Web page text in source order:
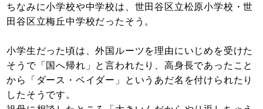
ちなみに小学校や中学校は、世田谷区立松原小学校・世
田谷区立梅丘中学校だったそう。
小学生だった頃は、外国ルーツを理由にいじめを受けた
そうで「国へ帰れ」と言われたり、高身長であったこと
から「ダース・ベイダー」というあだ名を付けられたり
したそうです。